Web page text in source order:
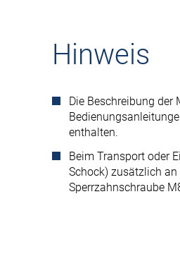
Hinweis
Die Beschreibung der
enthalten.
Beim Transport oder
Schock) zusätzlich
Sperrzahnschraube